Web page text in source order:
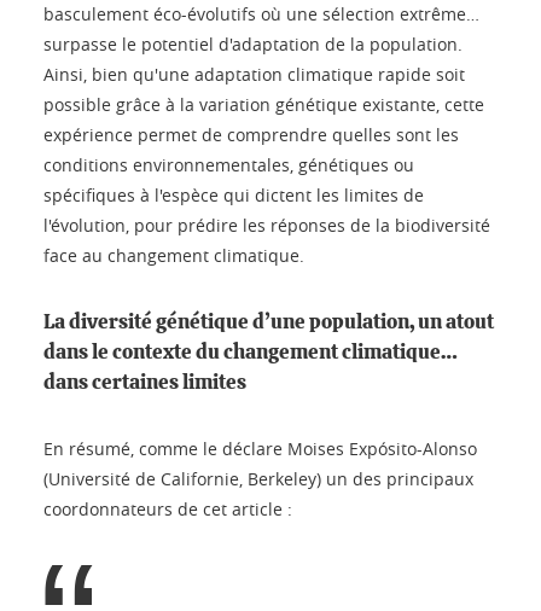
basculement éco-évolutifs où une sélection extrême…
surpasse le potentiel d'adaptation de la population.
Ainsi, bien qu'une adaptation climatique rapide soit
possible grâce à la variation génétique existante, cette
expérience permet de comprendre quelles sont les
conditions environnementales, génétiques ou
spécifiques à l'espèce qui dictent les limites de
l'évolution, pour prédire les réponses de la biodiversité
face au changement climatique.
La diversité génétique d’une population, un atout
dans le contexte du changement climatique…
dans certaines limites
En résumé, comme le déclare Moises Expósito-Alonso
(Université de Californie, Berkeley) un des principaux
coordonnateurs de cet article :